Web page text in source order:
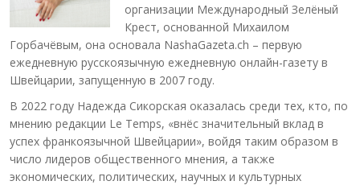
организации Международный Зелёный
Крест, основанной Михаилом
Горбачёвым, она основала NashaGazeta.ch – первую
ежедневную русскоязычную ежедневную онлайн-газету в
Швейцарии, запущенную в 2007 году.
В 2022 году Надежда Сикорская оказалась среди тех, кто, по
мнению редакции Le Temps, «внёс значительный вклад в
успех франкоязычной Швейцарии», войдя таким образом в
число лидеров общественного мнения, а также
экономических, политических, научных и культурных